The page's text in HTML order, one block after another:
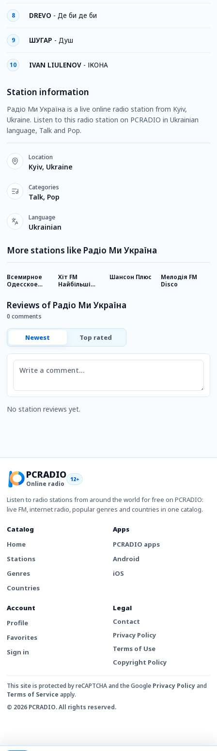
8 DREVO - Де би де би
9 ШУГАР - Душ
10 IVAN LIULENOV - ІКОНА
Station information
Радіо Ми Україна is a live online radio station from Kyiv,
Ukraine. Listen to this radio station on PCRADIO in Ukrainian
language, Talk and Pop.
Location
Kyiv, Ukraine
Categories
Talk, Pop
Language
Ukrainian
More stations like Радіо Ми Україна
Всемирное
Одесское
Хіт FM
Найбільші
Шансон Плюс
Мелодія FM
Disco
Reviews of Радіо Ми Україна
0 comments
Newest Top rated
Comment
No station reviews yet.
PCRADIO
Online radio
12+
Listen to radio stations from around the world for free on PCRADIO:
live FM, internet radio, popular genres and countries in one catalog.
Catalog
Home
Stations
Genres
Countries
Apps
PCRADIO apps
Android
iOS
Account
Profile
Favorites
Sign in
Legal
Contact
Privacy Policy
Terms of Use
Copyright Policy
This site is protected by reCAPTCHA and the Google Privacy Policyand
Terms of Service apply.
© 2026 PCRADIO. All rights reserved.